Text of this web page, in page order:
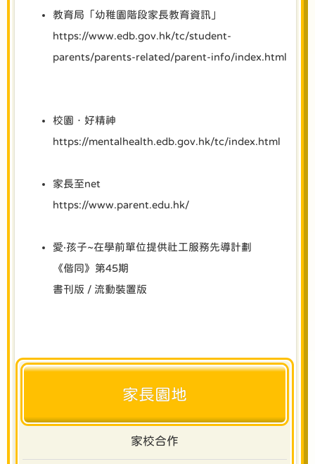
教育局「幼稚園階段家長教育資訊」
https://www.edb.gov.hk/tc/student-
parents/parents-related/parent-info/index.html
校園．好精神
https://mentalhealth.edb.gov.hk/tc/index.html
家長至net
https://www.parent.edu.hk/
愛‧孩子~在學前單位提供社工服務先導計劃
《偕同》第45期
書刊版 / 流動裝置版
家長園地
家校合作